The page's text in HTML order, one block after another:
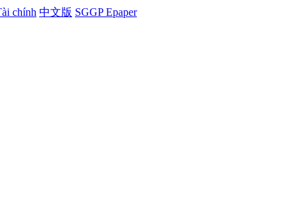
chính 中文版 SGGP Epaper